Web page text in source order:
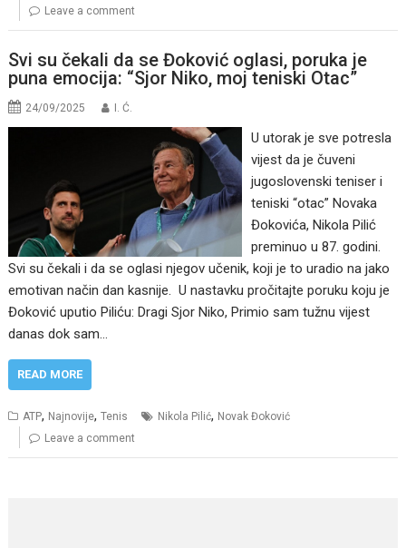
Leave a comment
Svi su čekali da se Đoković oglasi, poruka je
puna emocija: “Sjor Niko, moj teniski Otac”
24/09/2025 I. Ć.
U utorak je sve potresla
vijest da je čuveni
jugoslovenski teniser i
teniski “otac” Novaka
Đokovića, Nikola Pilić
preminuo u 87. godini.
Svi su čekali i da se oglasi njegov učenik, koji je to uradio na jako
emotivan način dan kasnije. U nastavku pročitajte poruku koju je
Đoković uputio Piliću: Dragi Sjor Niko, Primio sam tužnu vijest
danas dok sam…
READ MORE
ATP, Najnovije,Tenis Nikola Pilić, Novak Đoković
Leave a comment